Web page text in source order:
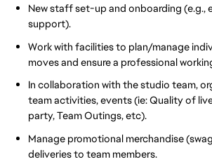
New staff set-up and onboarding (e.g.,
support).
Work with facilities to plan/manage
moves and ensure a professional
In collaboration with the studio team,
team activities, events (ie: Quality of
party, Team Outings, etc).
Manage promotional merchandise
deliveries to team members.